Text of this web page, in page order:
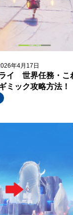
年4月17日
ライ 世界任務・こ
ミック攻略方法！